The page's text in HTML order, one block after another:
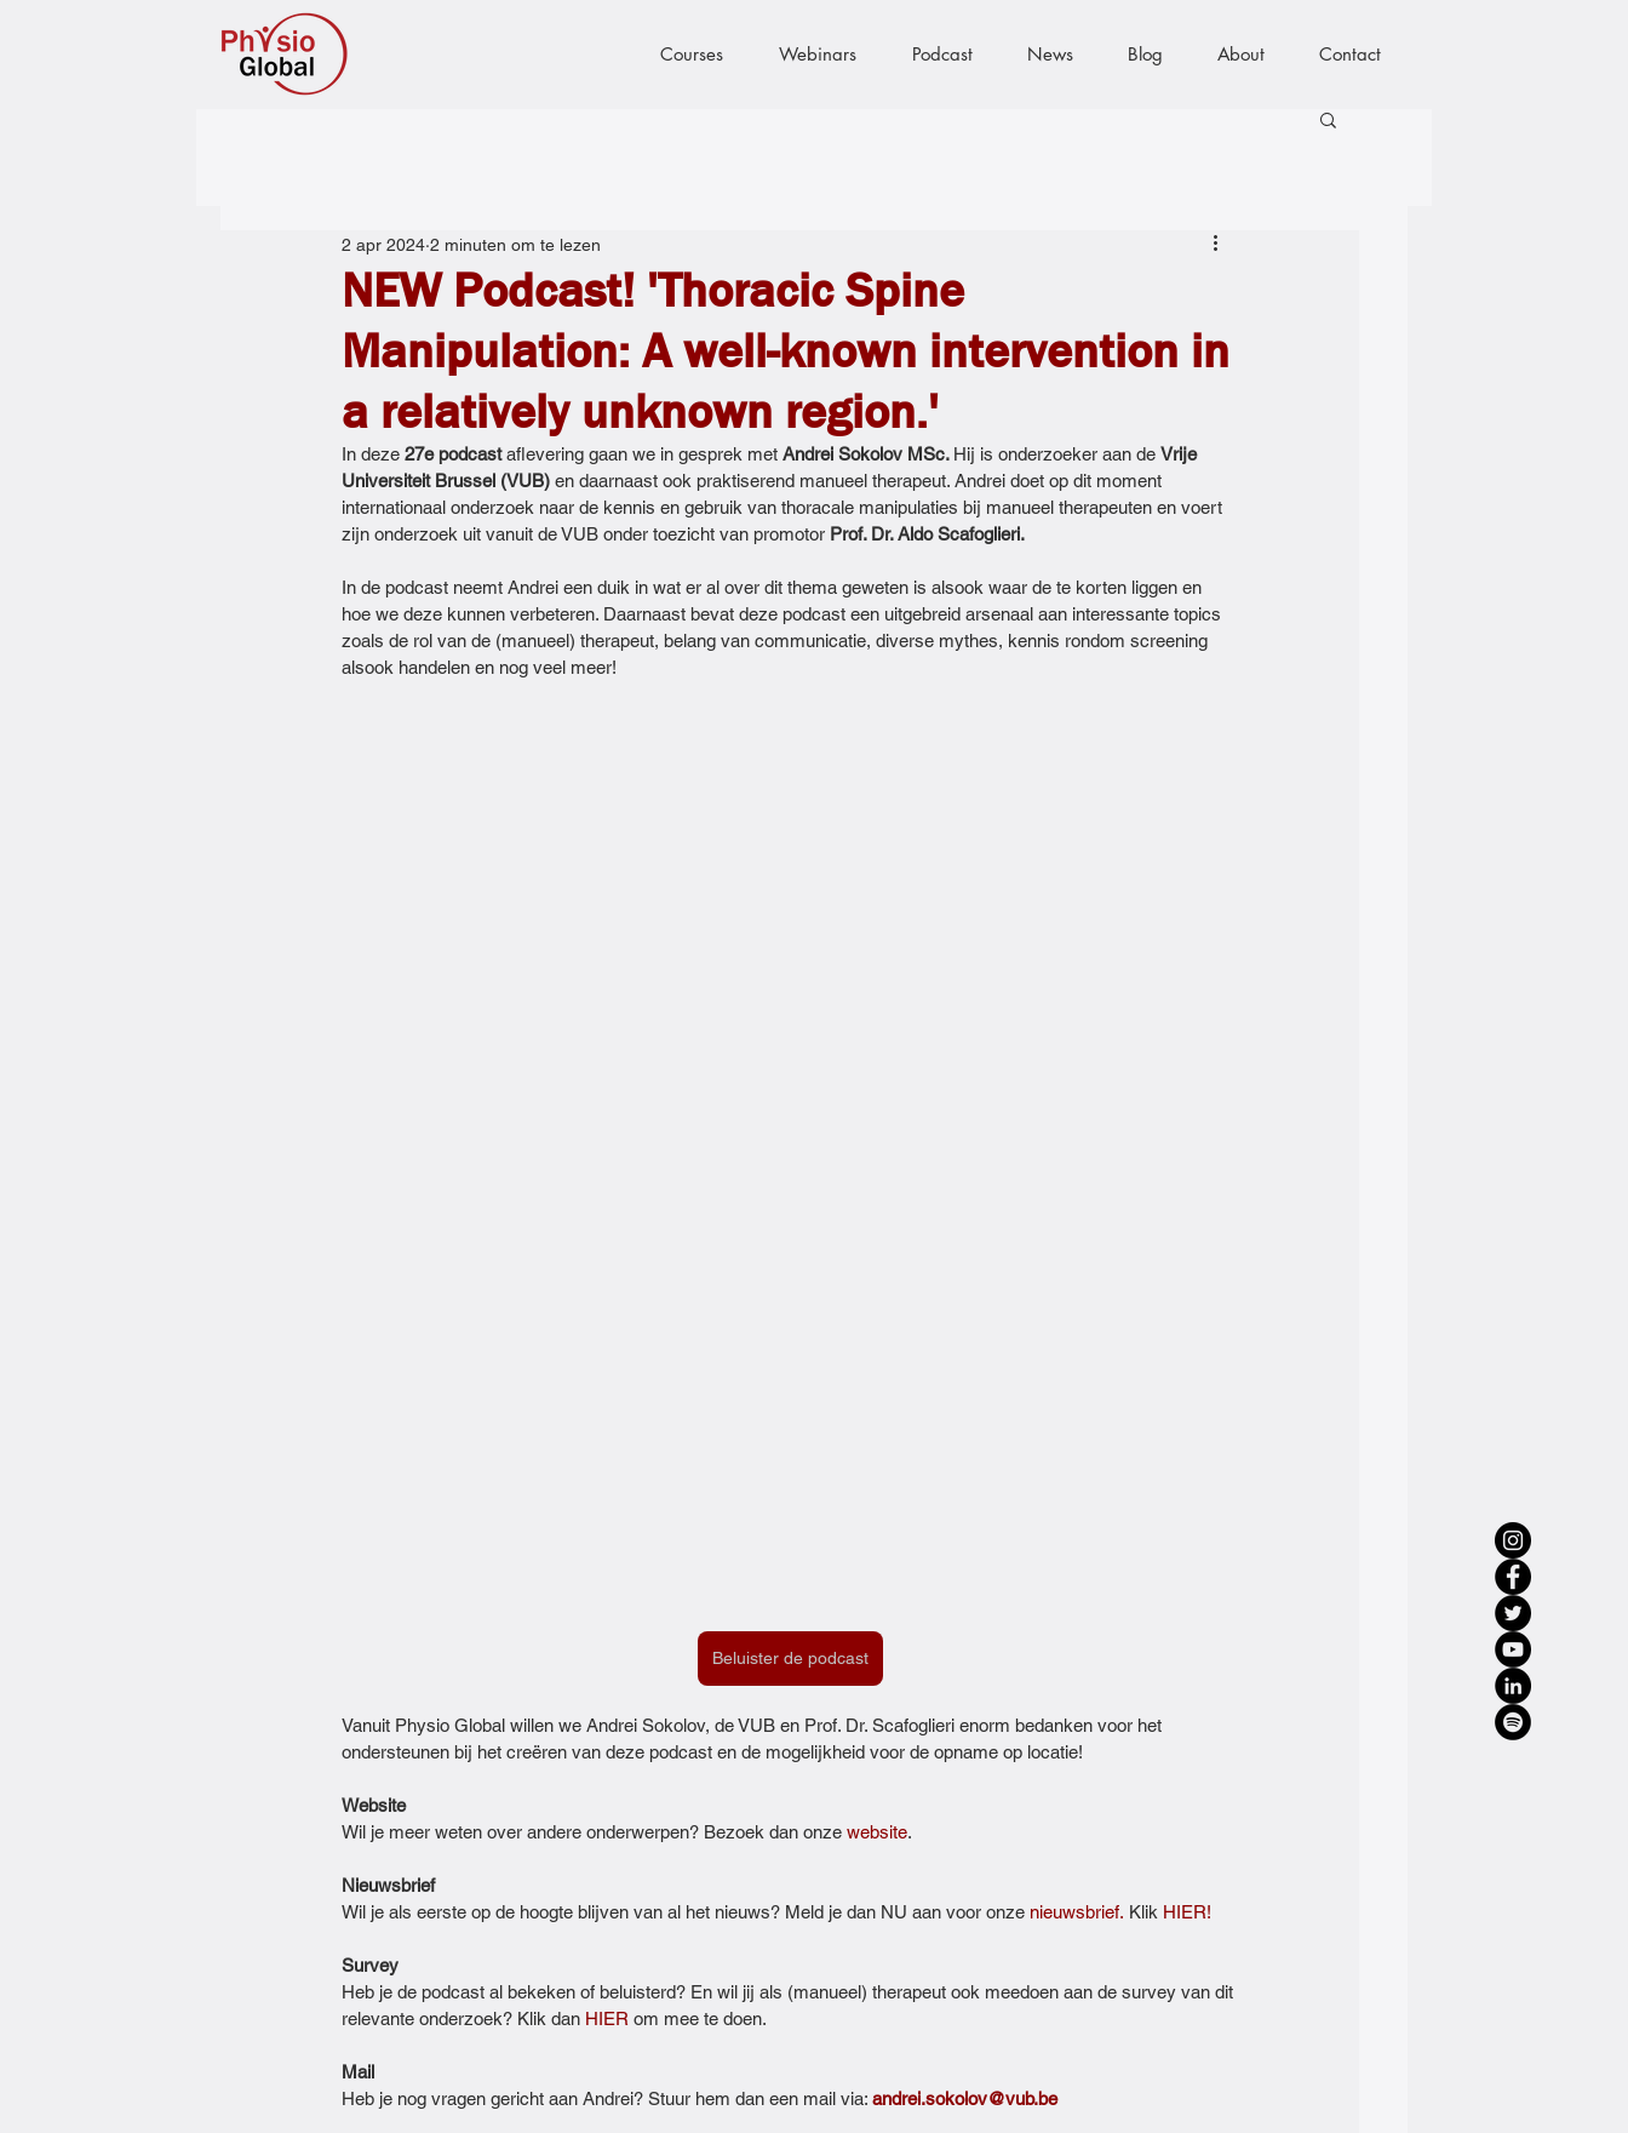
Courses Webinars Podcast News Blog About Contact
NEW Podcast! 'Thoracic Spine
Manipulation: A well-known intervention in
a relatively unknown region.'
2 apr 2024 2 minuten om te lezen
In deze 27e podcast aflevering gaan we in gesprek met Andrei Sokolov MSc. Hij is onderzoeker aan de Vrije
Universiteit Brussel (VUB) en daarnaast ook praktiserend manueel therapeut. Andrei doet op dit moment
internationaal onderzoek naar de kennis en gebruik van thoracale manipulaties bij manueel therapeuten en voert
zijn onderzoek uit vanuit de VUB onder toezicht van promotor Prof. Dr. Aldo Scafoglieri.
In de podcast neemt Andrei een duik in wat er al over dit thema geweten is alsook waar de te korten liggen en
hoe we deze kunnen verbeteren. Daarnaast bevat deze podcast een uitgebreid arsenaal aan interessante topics
zoals de rol van de (manueel) therapeut, belang van communicatie, diverse mythes, kennis rondom screening
alsook handelen en nog veel meer!
Beluister de podcast
Vanuit Physio Global willen we Andrei Sokolov, de VUB en Prof. Dr. Scafoglieri enorm bedanken voor het
ondersteunen bij het creëren van deze podcast en de mogelijkheid voor de opname op locatie!
Website
Wil je meer weten over andere onderwerpen? Bezoek dan onze ⁠website⁠.
Nieuwsbrief
Wil je als eerste op de hoogte blijven van al het nieuws? Meld je dan NU aan voor onze ⁠nieuwsbrief.⁠ Klik ⁠HIER!⁠
Survey
Heb je de podcast al bekeken of beluisterd? En wil jij als (manueel) therapeut ook meedoen aan de survey van dit
relevante onderzoek? Klik dan ⁠⁠HIER⁠⁠ om mee te doen.
Mail
Heb je nog vragen gericht aan Andrei? Stuur hem dan een mail via: andrei.sokolov@vub.be